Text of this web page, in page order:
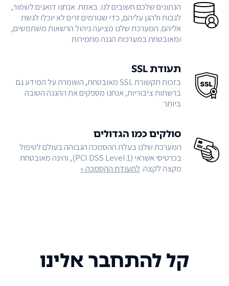
הנתונים שלכם חשובים לנו. באמת. אנחנו דואגים לשמור,
לגבות ולהגן עליהם, כדי שגורמים זרים לא יוכלו לגשת
אליהם. המערכת שלנו מציעה ניהול הרשאות משתמשים,
ומאובטחת במערכות הגנה מחמירות
תעודת SSL
בזכות תקשורת SSL מאובטחת, השומרת על המידע גם
ברשתות ציבוריות, אנחנו מספקים את ההגנה הטובה
ביותר
סולקים כמו הגדולים
המערכת שלנו בעלת ההסמכה הגבוהה בעולם לטיפול
בכרטיסי אשראי (PCI DSS Level 1), והינה מאובטחת
מקצה לקצה.לתעודת ההסמכה »
קל להתחבר אלינו